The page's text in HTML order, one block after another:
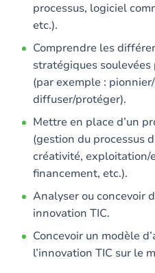
processus, logiciel
etc.).
Comprendre les
stratégiques
(par exemple :
diffuser/protéger).
Mettre en place d’un
(gestion du processus
créativité,
financement, etc.).
Analyser ou concevoir
innovation TIC.
Concevoir un modèle
l’innovation TIC sur le